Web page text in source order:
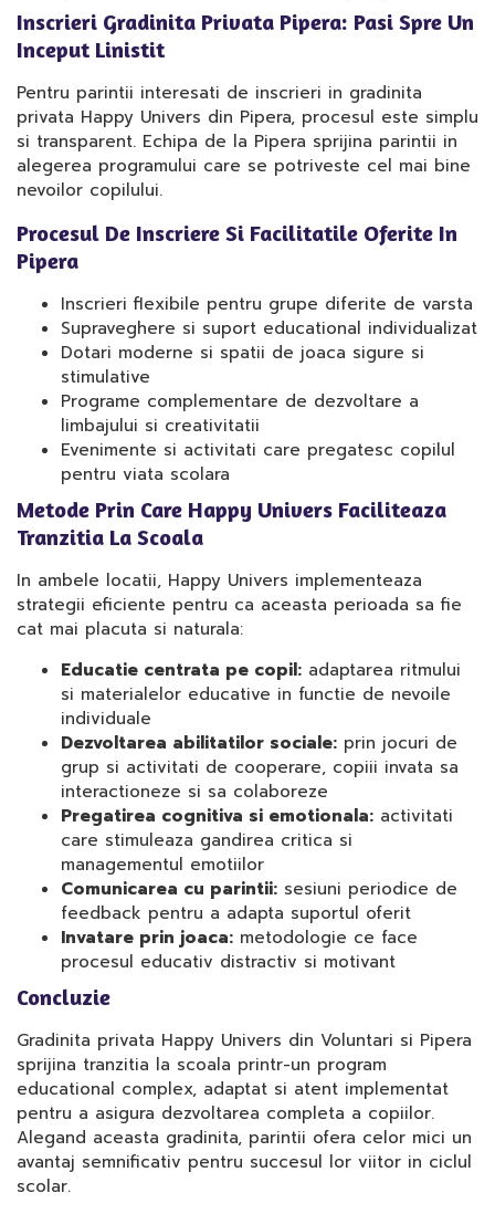
Inscrieri Gradinita Privata Pipera: Pasi Spre Un
Inceput Linistit
Pentru parintii interesati de inscrieri in gradinita
privata Happy Univers din Pipera, procesul este simplu
si transparent. Echipa de la Pipera sprijina parintii in
alegerea programului care se potriveste cel mai bine
nevoilor copilului.
Procesul De Inscriere Si Facilitatile Oferite In
Pipera
Inscrieri flexibile pentru grupe diferite de varsta
Supraveghere si suport educational individualizat
Dotari moderne si spatii de joaca sigure si
stimulative
Programe complementare de dezvoltare a
limbajului si creativitatii
Evenimente si activitati care pregatesc copilul
pentru viata scolara
Metode Prin Care Happy Univers Faciliteaza
Tranzitia La Scoala
In ambele locatii, Happy Univers implementeaza
strategii eficiente pentru ca aceasta perioada sa fie
cat mai placuta si naturala:
Educatie centrata pe copil: adaptarea ritmului
si materialelor educative in functie de nevoile
individuale
Dezvoltarea abilitatilor sociale: prin jocuri de
grup si activitati de cooperare, copiii invata sa
interactioneze si sa colaboreze
Pregatirea cognitiva si emotionala: activitati
care stimuleaza gandirea critica si
managementul emotiilor
Comunicarea cu parintii: sesiuni periodice de
feedback pentru a adapta suportul oferit
Invatare prin joaca: metodologie ce face
procesul educativ distractiv si motivant
Concluzie
Gradinita privata Happy Univers din Voluntari si Pipera
sprijina tranzitia la scoala printr-un program
educational complex, adaptat si atent implementat
pentru a asigura dezvoltarea completa a copiilor.
Alegand aceasta gradinita, parintii ofera celor mici un
avantaj semnificativ pentru succesul lor viitor in ciclul
scolar.